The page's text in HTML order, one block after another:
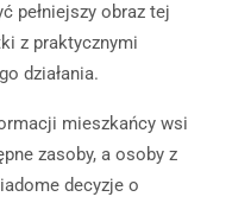
pełniejszy obraz tej
z praktycznymi
działania.
mieszkańcy wsi
zasoby, a osoby z
decyzje o